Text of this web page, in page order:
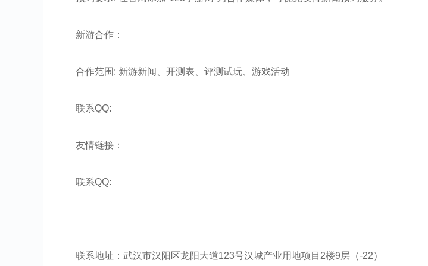
新游合作：
合作范围: 新游新闻、开测表、评测试玩、游戏活动
联系QQ:
友情链接：
联系QQ:
联系地址：武汉市汉阳区龙阳大道123号汉城产业用地项目2楼9层（-22）